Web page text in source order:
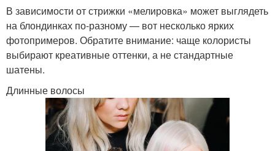
В зависимости от стрижки «мелировка» может выглядеть
на блондинках по-разному — вот несколько ярких
фотопримеров. Обратите внимание: чаще колористы
выбирают креативные оттенки, а не стандартные
шатены.
Длинные волосы